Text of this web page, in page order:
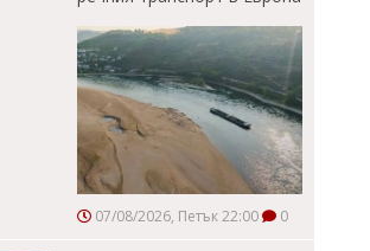
07/08/2026, Петък 22:00 0